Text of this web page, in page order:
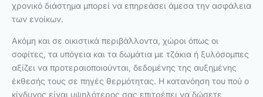
χρονικό διάστημα μπορεί να επηρεάσει άμεσα την ασφάλεια
των ενοίκων.
Ακόμη και σε οικιστικά περιβάλλοντα, χώροι όπως οι
σοφίτες, τα υπόγεια και τα δωμάτια με τζάκια ή ξυλόσομπες
αξίζει να προτεραιοποιούνται, δεδομένης της αυξημένης
έκθεσής τους σε πηγές θερμότητας. Η κατανόηση του πού ο
κίνδυνος είναι υψηλότερος σας επιτρέπει να δώσετε